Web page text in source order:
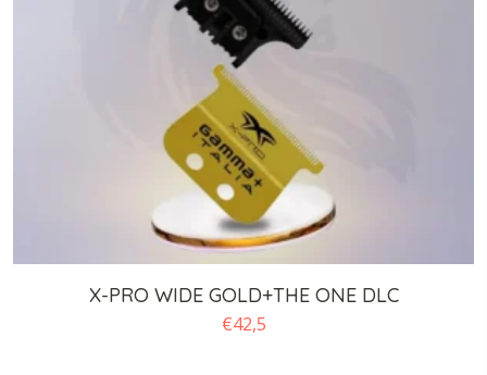
X-PRO WIDE GOLD+THE ONE DLC
€42,5